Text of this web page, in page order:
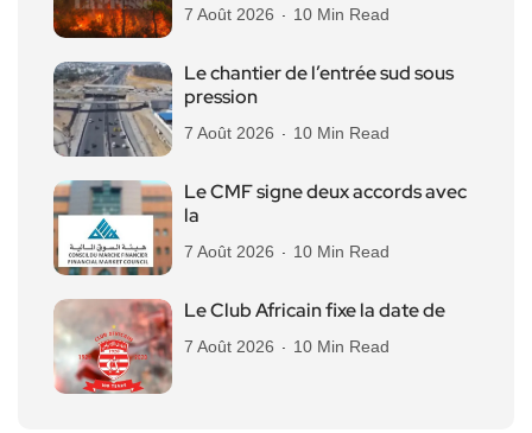
7 Août 2026 10 Min Read
Le chantier de l’entrée sud sous
pression
7 Août 2026 10 Min Read
Le CMF signe deux accords avec
la
7 Août 2026 10 Min Read
Le Club Africain fixe la date de
7 Août 2026 10 Min Read